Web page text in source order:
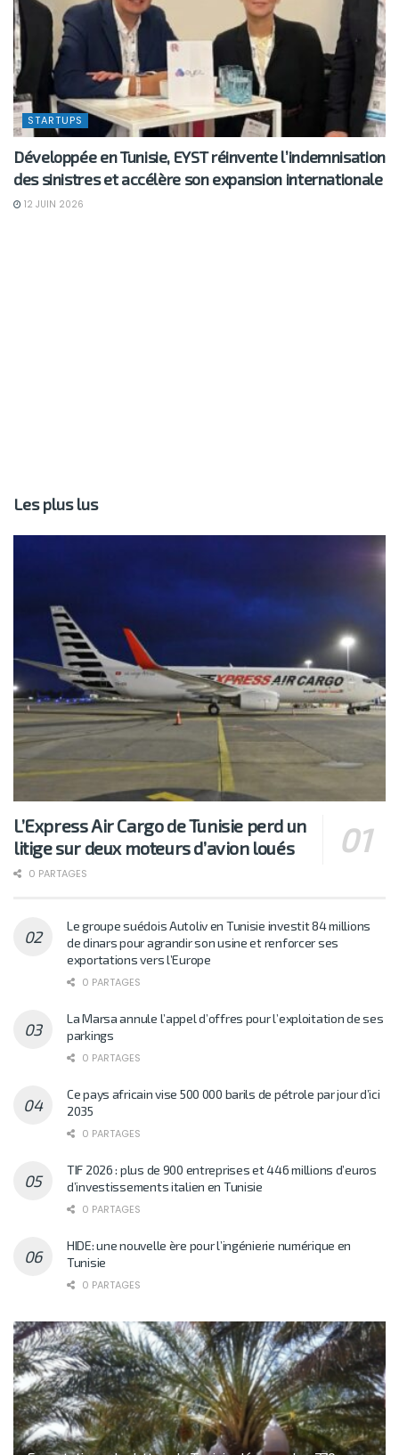
STARTUPS
Développée en Tunisie, EYST réinvente l’indemnisation
des sinistres et accélère son expansion internationale
12 JUIN 2026
Les plus lus
L’Express Air Cargo de Tunisie perd un
litige sur deux moteurs d’avion loués
0 PARTAGES
Le groupe suédois Autoliv en Tunisie investit 84 millions
de dinars pour agrandir son usine et renforcer ses
exportations vers l’Europe
0 PARTAGES
La Marsa annule l’appel d’offres pour l’exploitation de ses
parkings
0 PARTAGES
Ce pays africain vise 500 000 barils de pétrole par jour d’ici
2035
0 PARTAGES
TIF 2026 : plus de 900 entreprises et 446 millions d’euros
d’investissements italien en Tunisie
0 PARTAGES
HIDE: une nouvelle ère pour l’ingénierie numérique en
Tunisie
0 PARTAGES